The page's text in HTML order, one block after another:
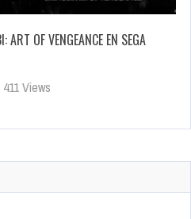
OF VENGEANCE EN SEGA
411 Views